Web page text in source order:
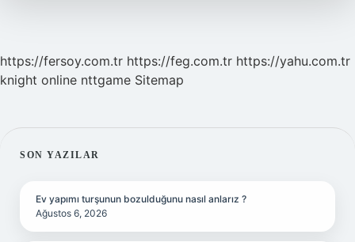
https://fersoy.com.tr https://feg.com.tr https://yahu.com.tr
knight online nttgame Sitemap
SIDEBAR
SON YAZILAR
Ev yapımı turşunun bozulduğunu nasıl anlarız ?
Ağustos 6, 2026